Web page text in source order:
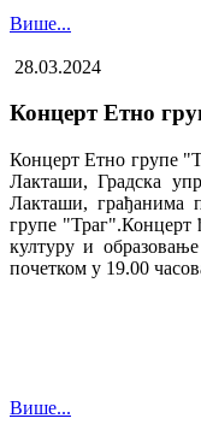
Више...
28.03.2024
Концерт Етно
Концерт Етно групе
Лакташи, Градска
Лакташи, грађанима
групе "Траг".Концерт
културу и
почетком у 19.00
Више...